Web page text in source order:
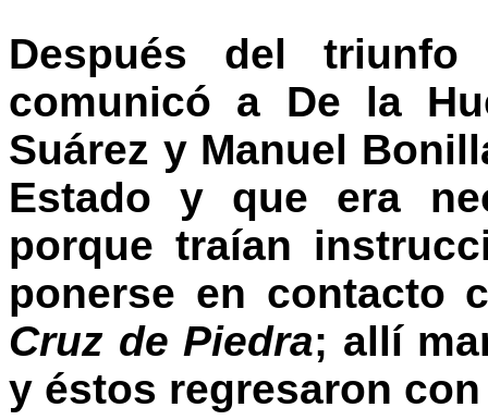
Después del
comunicó a De la
Suárez y Manuel
Estado y que era
porque traían
ponerse en contacto
Cruz de Piedra; allí
y éstos regresaron